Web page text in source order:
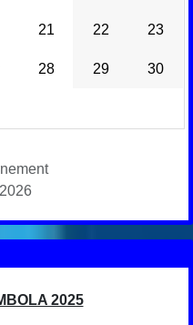
21 22 23
28 29 30
2025